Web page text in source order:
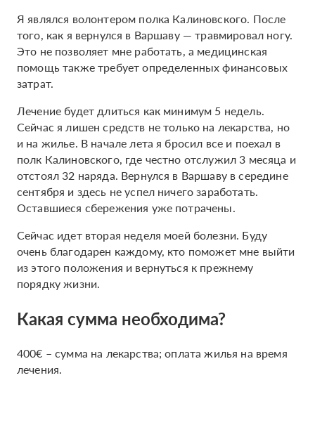
Я являлся волонтером полка Калиновского. После
того, как я вернулся в Варшаву — травмировал ногу.
Это не позволяет мне работать, а медицинская
помощь также требует определенных финансовых
затрат.
Лечение будет длиться как минимум 5 недель.
Сейчас я лишен средств не только на лекарства, но
и на жилье. В начале лета я бросил все и поехал в
полк Калиновского, где честно отслужил 3 месяца и
отстоял 32 наряда. Вернулся в Варшаву в середине
сентября и здесь не успел ничего заработать.
Оставшиеся сбережения уже потрачены.
Сейчас идет вторая неделя моей болезни. Буду
очень благодарен каждому, кто поможет мне выйти
из этого положения и вернуться к прежнему
порядку жизни.
Какая сумма необходима?
400€ – сумма на лекарства; оплата жилья на время
лечения.